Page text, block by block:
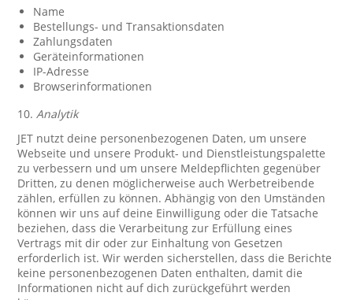
Name
Bestellungs- und Transaktionsdaten
Zahlungsdaten
Geräteinformationen
IP-Adresse
Browserinformationen
10.Analytik
JET nutzt deine personenbezogenen Daten, um unsere
Webseite und unsere Produkt- und Dienstleistungspalette
zu verbessern und um unsere Meldepflichten gegenüber
Dritten, zu denen möglicherweise auch Werbetreibende
zählen, erfüllen zu können. Abhängig von den Umständen
können wir uns auf deine Einwilligung oder die Tatsache
beziehen, dass die Verarbeitung zur Erfüllung eines
Vertrags mit dir oder zur Einhaltung von Gesetzen
erforderlich ist. Wir werden sicherstellen, dass die Berichte
keine personenbezogenen Daten enthalten, damit die
Informationen nicht auf dich zurückgeführt werden